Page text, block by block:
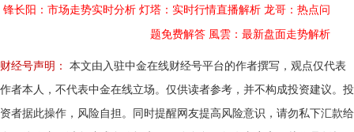
锋长阳：市场走势实时分析 灯塔：实时行情直播解析 龙哥：热点问
题免费解答 風雲：最新盘面走势解析
财经号声明：
本文由入驻中金在线财经号平台的作者撰写，观点仅代表
作者本人，不代表中金在线立场。仅供读者参考，并不构成投资建议。投
资者据此操作，风险自担。同时提醒网友提高风险意识，请勿私下汇款给